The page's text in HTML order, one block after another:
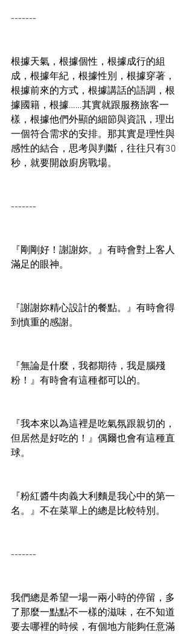
-------
根據天氣，根據個性，根據成行的組
成，根據年紀，根據性別，根據穿著，
根據前來的方式，根據講話的語調，根
據國籍，根據……其實就跟服務旅客一
樣，根據他們外顯的細節與資訊，理出
一個符合需求的安排。那其實是理性與
感性的結合，思考與判斷，往往只有30
秒，就要開啟廚房戰場。
-------
『剛剛好！謝謝妳。』有時會對上客人
滿足的眼神。
『謝謝妳精心設計的餐點。』有時會得
到慎重的感謝。
『無論是什麼，我都期待，我是腦殘
粉！』有時會有這種都可以的。
『我本來以為這裡是吃氣氛跟親切的，
但居然是好吃的！』偶爾也會有這種直
球。
『粉紅醬牛肉義大利麵是我心中的第一
名。』不在菜單上的總是比較特別。
-------
我們總是希望一場一兩小時的停留，多
了那麼一點點不一樣的滋味，在不知道
要去哪裡的時候，有個地方能夠任意滿